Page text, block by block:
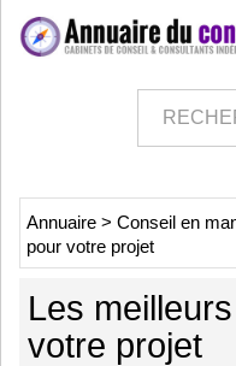
Annuaire > Conseil en
pour votre projet
Les
votre projet